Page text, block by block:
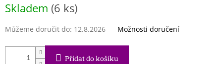
cena:
Skladem (6 ks)
Můžeme doručit do: 12.8.2026 Možnosti doručení
Přidat do košíku